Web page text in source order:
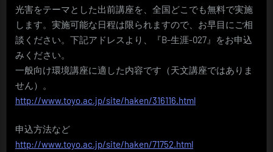
光害をテーマとした出前講座を、全国どこでも無料で実施
します。実施可能な日程は限られますので、お早目にご相
談ください。下記アドレスより、『B-生涯-027』をお申込
みください。
一般向け環境講座に適した内容です（天文講座ではありま
せん）。
http://www.toyo.ac.jp/site/haken/316116.html
申込方法など
http://www.toyo.ac.jp/site/haken/71752.html